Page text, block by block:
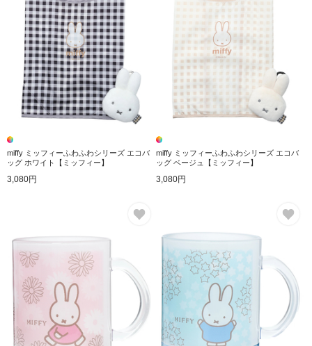
miffy ミッフィーふわふわシリーズ エコバ
ッグ ホワイト【ミッフィー】
3,080円
miffy ミッフィーふわふわシリーズ エコバ
ッグ ベージュ【ミッフィー】
3,080円